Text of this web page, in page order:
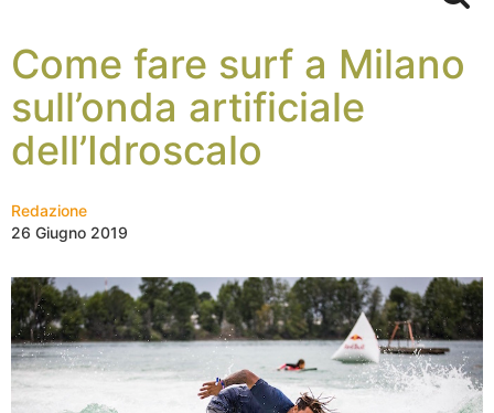
Come fare surf a Milano
sull’onda artificiale
dell’Idroscalo
Redazione
26 Giugno 2019